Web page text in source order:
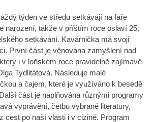
týden ve středu setkávají na faře
narození, takže v příštím roce oslaví 25.
setkávání. Kavárnička má svoji
První část je věnována zamyšlení nad
i v loňském roce pravidelně zajímavě
Tydlitátová. Následuje malé
a čajem, které je využíváno k besedě
část je naplňována různými programy
vyprávění, četbu vybrané literatury,
cest po naší vlasti i v cizině. Program